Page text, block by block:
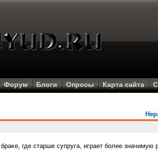
Форум Блоги Опросы Карта сайта
где старше супруга, играет бοлее